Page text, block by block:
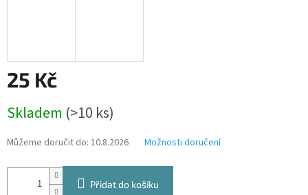
25 Kč
cena:
Skladem (>10 ks)
Můžeme doručit do: 10.8.2026 Možnosti doručení
Přidat do košíku